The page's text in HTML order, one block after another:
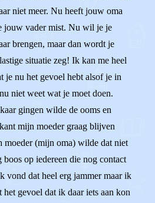
niet meer. Nu heeft jouw oma
jouw vader mist. Nu wil je je
brengen, maar dan wordt je
situatie zeg! Ik kan me heel
je nu het gevoel hebt alsof je in
niet weet wat je moet doen.
gingen wilde de ooms en
mijn moeder graag blijven
moeder (mijn oma) wilde dat niet
op iedereen die nog contact
vond dat heel erg jammer maar ik
het gevoel dat ik daar iets aan kon